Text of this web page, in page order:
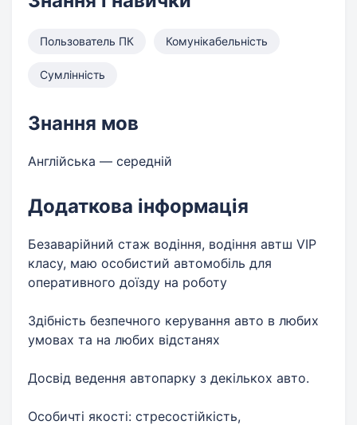
Пользователь ПК Комунікабельність
Сумлінність
Знання мов
Англійська — середній
Додаткова інформація
Безаварійний стаж водіння, водіння автш VIP
класу, маю особистий автомобіль для
оперативного доїзду на роботу
Здібність безпечного керування авто в любих
умовах та на любих відстанях
Досвід ведення автопарку з декількох авто.
Особичті якості: стресостійкість,